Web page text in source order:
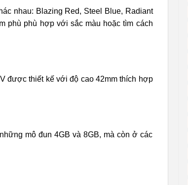
nhau: Blazing Red, Steel Blue, Radiant
phù phù hợp với sắc màu hoặc tìm cách
được thiết kế với độ cao 42mm thích hợp
mô đun 4GB và 8GB, mà còn ở các